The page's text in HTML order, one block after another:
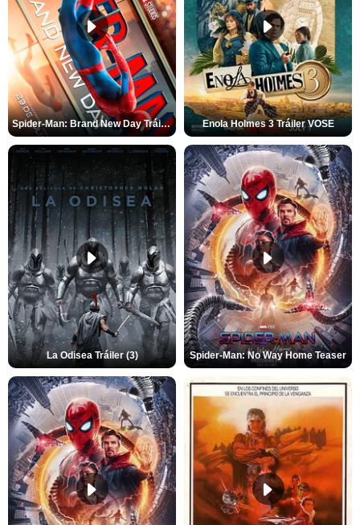
Spider-Man: Brand New Day Tráiler (3) Enola Holmes 3 Tráiler VOSE
La Odisea Tráiler (3) Spider-Man: No Way Home Teaser